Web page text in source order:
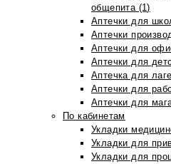
общепита (1)
Аптечки для
Аптечки
Аптечки для
Аптечки для
Аптечка для
Аптечки для
Аптечки для
По кабинетам
Укладки
Укладки для
Укладки для